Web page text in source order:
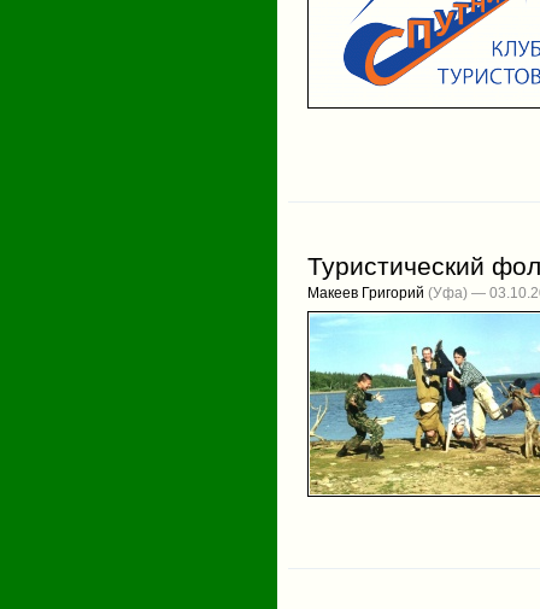
Туристический
Макеев Григорий (Уфа) —